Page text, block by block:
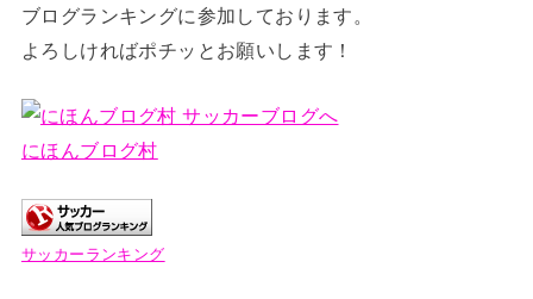
ブログランキングに参加しております。
よろしければポチッとお願いします！
にほんブログ村
サッカーランキング